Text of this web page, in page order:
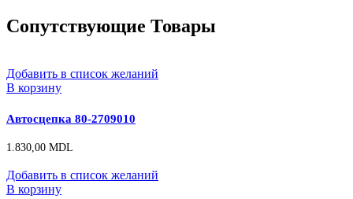
Сопутствующие Товары
Добавить в список желаний
В корзину
Автосцепка 80-2709010
1.830,00 MDL
Добавить в список желаний
В корзину